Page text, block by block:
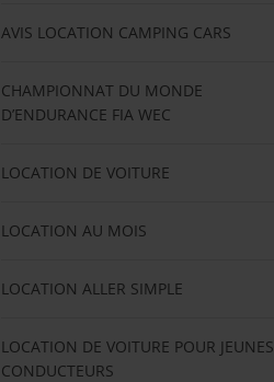
AVIS LOCATION CAMPING CARS
CHAMPIONNAT DU MONDE
D’ENDURANCE FIA WEC
LOCATION DE VOITURE
LOCATION AU MOIS
LOCATION ALLER SIMPLE
LOCATION DE VOITURE POUR JEUNES
CONDUCTEURS